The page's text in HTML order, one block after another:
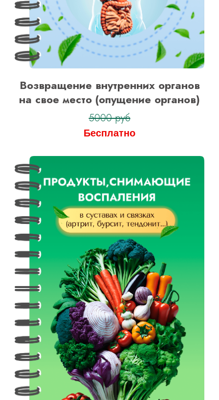
Возвращение внутренних органов
на свое место (опущение органов)
5000 руб
Бесплатно